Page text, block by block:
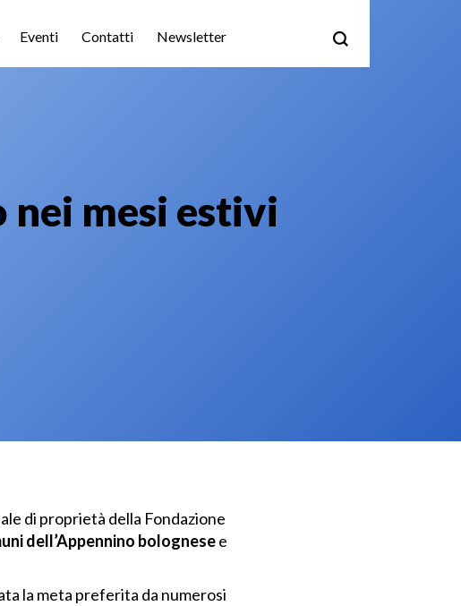
Eventi Contatti Newsletter
mesi estivi
di proprietà della Fondazione
dell’Appennino bolognesee
la meta preferita da numerosi